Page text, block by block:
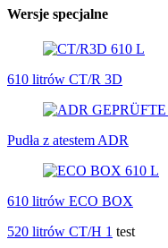
Wersje specjalne
610 litrów CT/R 3D
Pudła z atestem ADR
610 litrów ECO BOX
520 litrów CT/H 1 test